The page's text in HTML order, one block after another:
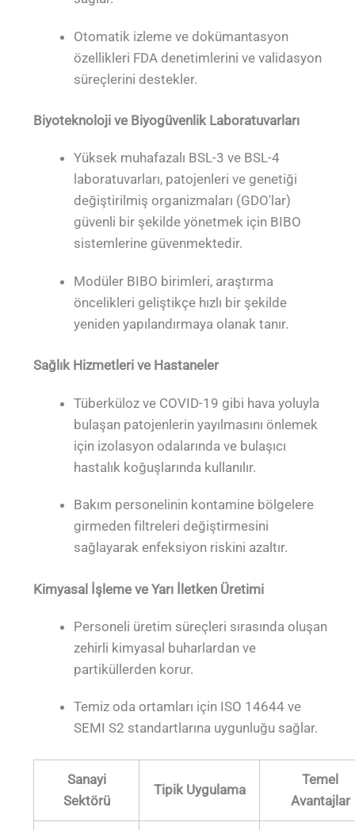
Otomatik izleme ve dokümantasyon
özellikleri FDA denetimlerini ve validasyon
süreçlerini destekler.
Biyoteknoloji ve Biyogüvenlik Laboratuvarları
Yüksek muhafazalı BSL-3 ve BSL-4
laboratuvarları, patojenleri ve genetiği
değiştirilmiş organizmaları (GDO'lar)
güvenli bir şekilde yönetmek için BIBO
sistemlerine güvenmektedir.
Modüler BIBO birimleri, araştırma
öncelikleri geliştikçe hızlı bir şekilde
yeniden yapılandırmaya olanak tanır.
Sağlık Hizmetleri ve Hastaneler
Tüberküloz ve COVID-19 gibi hava yoluyla
bulaşan patojenlerin yayılmasını önlemek
için izolasyon odalarında ve bulaşıcı
hastalık koğuşlarında kullanılır.
Bakım personelinin kontamine bölgelere
girmeden filtreleri değiştirmesini
sağlayarak enfeksiyon riskini azaltır.
Kimyasal İşleme ve Yarı İletken Üretimi
Personeli üretim süreçleri sırasında oluşan
zehirli kimyasal buharlardan ve
partiküllerden korur.
Temiz oda ortamları için ISO 14644 ve
SEMI S2 standartlarına uygunluğu sağlar.
Sanayi
Sektörü
Tipik Uygulama
Temel
Avantajlar